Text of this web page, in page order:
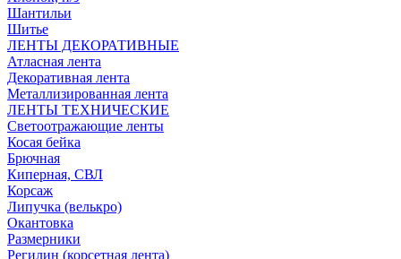
Шантильи
Шитье
ЛЕНТЫ ДЕКОРАТИВНЫЕ
Атласная лента
Декоративная лента
Металлизированная лента
ЛЕНТЫ ТЕХНИЧЕСКИЕ
Светоотражающие ленты
Косая бейка
Брючная
Киперная, СВЛ
Корсаж
Липучка (велькро)
Окантовка
Размерники
Регилин (корсетная лента)